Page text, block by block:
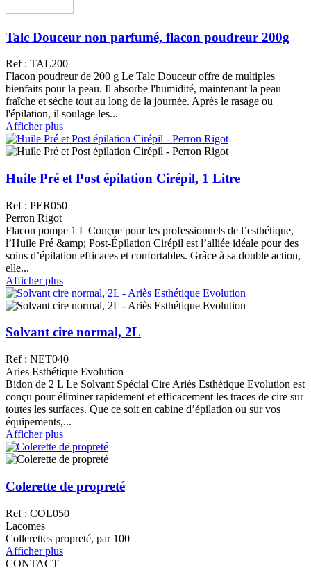
Talc Douceur non parfumé, flacon poudreur 200g
Ref : TAL200
Flacon poudreur de 200 g Le Talc Douceur offre de multiples
bienfaits pour la peau. Il absorbe l'humidité, maintenant la peau
fraîche et sèche tout au long de la journée. Après le rasage ou
l'épilation, il soulage les...
Afficher plus
Huile Pré et Post épilation Cirépil, 1 Litre
Ref : PER050
Perron Rigot
Flacon pompe 1 L Conçue pour les professionnels de l’esthétique,
l’Huile Pré &amp; Post-Épilation Cirépil est l’alliée idéale pour des
soins d’épilation efficaces et confortables. Grâce à sa double action,
elle...
Afficher plus
Solvant cire normal, 2L
Ref : NET040
Aries Esthétique Evolution
Bidon de 2 L Le Solvant Spécial Cire Ariès Esthétique Evolution est
conçu pour éliminer rapidement et efficacement les traces de cire sur
toutes les surfaces. Que ce soit en cabine d’épilation ou sur vos
équipements,...
Afficher plus
Colerette de propreté
Ref : COL050
Lacomes
Collerettes propreté, par 100
Afficher plus
CONTACT